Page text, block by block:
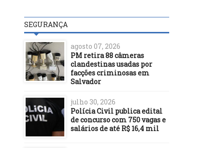
SEGURANÇA
agosto 07, 2026
PM retira 88 câmeras
clandestinas usadas por
facções criminosas em
Salvador
julho 30, 2026
Polícia Civil publica edital
de concurso com 750 vagas e
salários de até R$ 16,4 mil